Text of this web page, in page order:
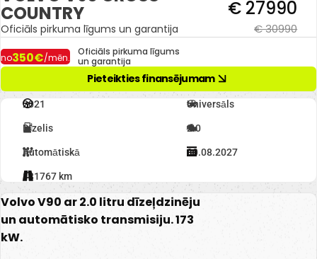
COUNTRY
Oficiāls pirkuma līgums un garantija € 30990
€ 27990
no350€/mēn.
Oficiāls pirkuma līgums
un garantija
Pieteikties finansējumam
2021 Universāls
Dīzelis 2.0
Automātiskā 30.08.2027
131767 km
Volvo V90 ar 2.0 litru dīzeļdzinēju
un automātisko transmisiju. 173
kW.